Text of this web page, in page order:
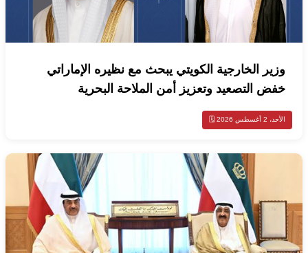
وزير الخارجية الكويتي يبحث مع نظيره الإماراتي
خفض التصعيد وتعزيز أمن الملاحة البحرية
الأحد، 2 أغسطس 2026 🗓️